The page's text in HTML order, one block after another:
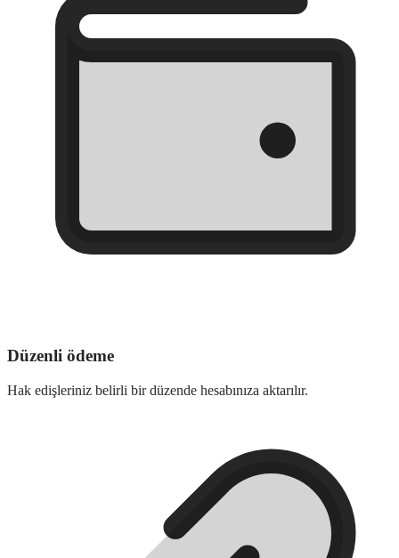
Düzenli ödeme
Hak edişleriniz belirli bir düzende hesabınıza aktarılır.